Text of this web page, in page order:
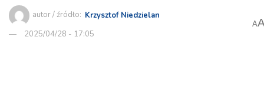
autor / źródło: Krzysztof Niedzielan
2025/04/28 - 17:05
A